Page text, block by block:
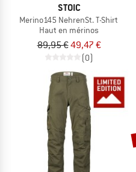
STOIC
Merino145 NehrenSt. T-Shirt
Haut en mérinos
89,95 €49,47 €
(0)